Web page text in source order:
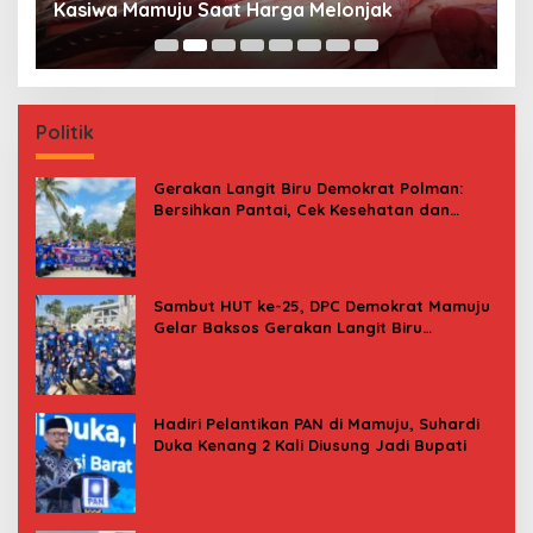
Kasiwa Mamuju Saat Harga Melonjak
Politik
Gerakan Langit Biru Demokrat Polman:
Bersihkan Pantai, Cek Kesehatan dan
Sambut HUT ke-25, DPC Demokrat Mamuju
Gelar Baksos Gerakan Langit Biru
Hadiri Pelantikan PAN di Mamuju, Suhardi
Duka Kenang 2 Kali Diusung Jadi Bupati